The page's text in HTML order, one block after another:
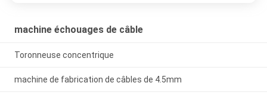
machine échouages de câble
Toronneuse concentrique
machine de fabrication de câbles de 4.5mm